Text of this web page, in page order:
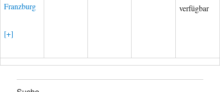
Franzburg
[+]
verfügbar